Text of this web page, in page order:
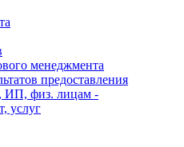
менеджмента
предоставления
ИП, физ. лицам -
услуг